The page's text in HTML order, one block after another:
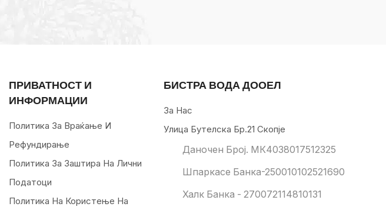
ПРИВАТНОСТ И
ИНФОРМАЦИИ
Политика За Враќање И
Рефундирање
Политика За Заштира На Лични
Податоци
Политика На Користење На
БИСТРА ВОДА ДООЕЛ
За Нас
Улица Бутелска Бр.21 Скопје
Даночен Број. МК4038017512325
Шпаркасе Банка-250010102521690
Халк Банка - 270072114810131